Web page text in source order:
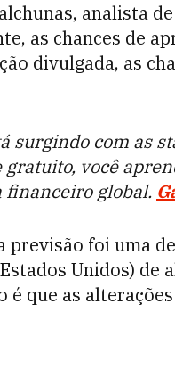
analista
as chances de
divulgada, as
surgindo com as
você
financeiro global.
previsão foi uma
Unidos) de
é que as